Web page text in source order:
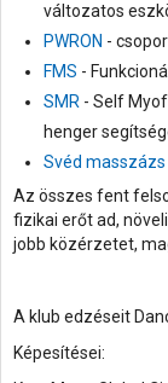
változatos
PWRON -
FMS -
SMR - Self
henger
Svéd masszázs
Az összes fent
fizikai erőt ad,
jobb közérzetet,
A klub edzéseit
Képesítései: